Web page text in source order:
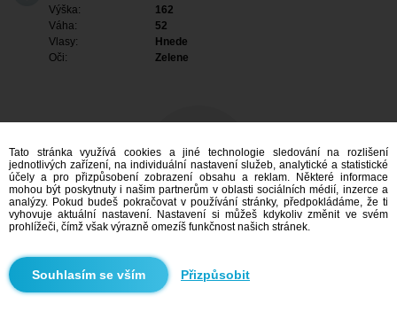
Výška:
162
Váha:
52
Vlasy:
Hnede
Oči:
Zelene
Mám zájem
Vyhledávání
Tato stránka využívá cookies a jiné technologie sledování na rozlišení
jednotlivých zařízení, na individuální nastavení služeb, analytické a statistické
účely a pro přizpůsobení zobrazení obsahu a reklam. Některé informace
mohou být poskytnuty i našim partnerům v oblasti sociálních médií, inzerce a
analýzy. Pokud budeš pokračovat v používání stránky, předpokládáme, že ti
vyhovuje aktuální nastavení. Nastavení si můžeš kdykoliv změnit ve svém
prohlížeči, čímž však výrazně omezíš funkčnost našich stránek.
Přizpůsobit